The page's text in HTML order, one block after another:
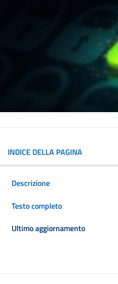
INDICE DELLA PAGINA
Descrizione
Testo completo
Ultimo aggiornamento